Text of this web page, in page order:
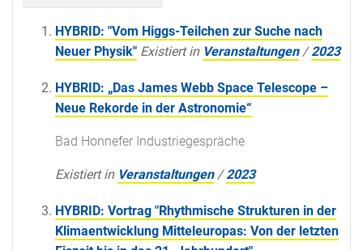
HYBRID: "Vom Higgs-Teilchen zur Suche nach
Neuer Physik" Existiert in Veranstaltungen /2023
HYBRID: „Das James Webb Space Telescope –
Neue Rekorde in der Astronomie“
Bad Honnefer Industriegespräche
Existiert in Veranstaltungen /2023
HYBRID: Vortrag "Rhythmische Strukturen in der
Klimaentwicklung Mitteleuropas: Von der letzten